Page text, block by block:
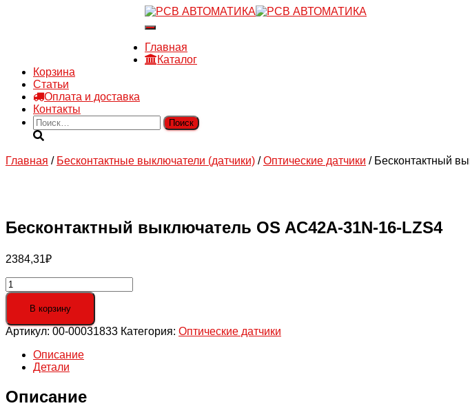
sales@rsvautomatic.ru
Войти
Переключить
навигацию
Главная
Каталог
Корзина
Статьи
Оплата и доставка
Контакты
Найти:
Главная / Бесконтактные выключатели (датчики) /Оптические датчики / Бесконтактный
Бесконтактный выключатель OS AC42A-31N-16-LZS4
2384,31₽
Количество
товара
Бесконтактный
выключатель
OS
31N-
В корзину
Артикул: 00-00031833 Категория: Оптические датчики
Описание
Детали
Описание